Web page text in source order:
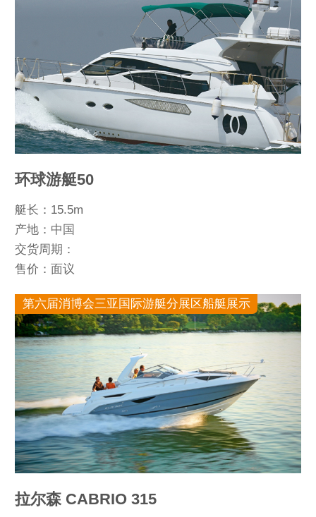
环球游艇50
艇长：15.5m
产地：中国
交货周期：
售价：面议
第六届消博会三亚国际游艇分展区船艇展示
拉尔森 CABRIO 315